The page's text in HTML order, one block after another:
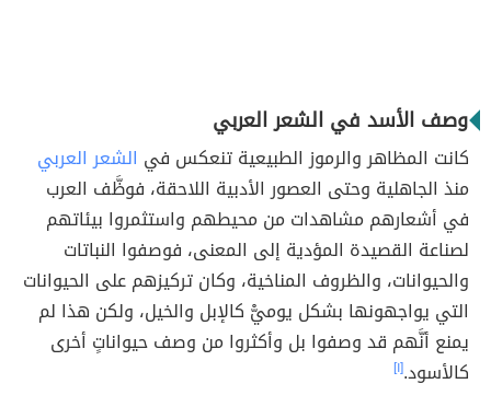
وصف الأسد في الشعر العربي
كانت المظاهر والرموز الطبيعية تنعكس في الشعر العربي
منذ الجاهلية وحتى العصور الأدبية اللاحقة، فوظَّف العرب
في أشعارهم مشاهدات من محيطهم واستثمروا بيئاتهم
لصناعة القصيدة المؤدية إلى المعنى، فوصفوا النباتات
والحيوانات، والظروف المناخية، وكان تركيزهم على الحيوانات
التي يواجهونها بشكل يوميّْ كالإبل والخيل، ولكن هذا لم
يمنع أنَّهم قد وصفوا بل وأكثروا من وصف حيواناتٍ أخرى
كالأسود.[١]